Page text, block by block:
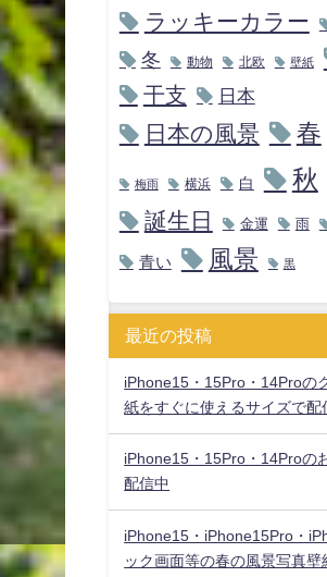
ラッキーカラー
冬 動物 北欧 壁紙
干支 日本
日本の風景 春
梅雨 横浜 白 秋
誕生日 金運 雨
青い 風景 黒
最近の投稿
iPhone15・15Pro・14Proの
紙をすぐに使えるサイズで配
iPhone15・15Pro・14Proの
配信中
iPhone15・iPhone15Pro・
ック画面等の春の風景写真壁